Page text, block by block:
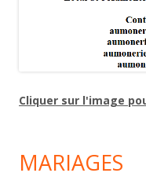
Cliquer sur l'image
MARIAGES